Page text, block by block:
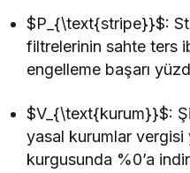
$P_{\text{stripe}}$:
filtrelerinin sahte ters
engelleme başarı
$V_{\text{kurum}}$:
yasal kurumlar
kurgusunda %0’a